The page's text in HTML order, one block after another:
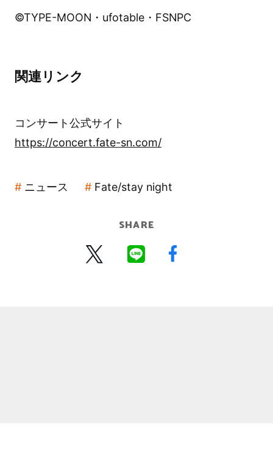
©TYPE-MOON・ufotable・FSNPC
関連リンク
コンサート公式サイト
https://concert.fate-sn.com/
ニュース Fate/stay night
SHARE